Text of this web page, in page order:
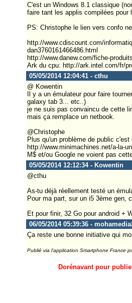
C'est un Windows 8.1 classique
faire tant les applis compilées pour
PS: Christophe le lien vers confo
http://www.cdiscount.com/
dan3760161466486.html
http://www.danew.com/fiche-
Ark du cpu: http://ark.intel.com/fr/
05/05/2014 12:04:41 - cthu
@ Kowentin
Il y a un émulateur pour faire
galaxy tab 3... etc..)
je ne suis pas convaincu de cette
mais ça remplace un netbook.
@Christophe
Plus qu'un problème de public c'est
http://www.minimachines.net/a-la-
M$ et/ou Google ne voient pas
05/05/2014 12:12:34 - Kowentin
@cthu
As-tu déjà réellement testé un
Pour ma part, sur un i5 3ème gen,
Et pour finir, 32 Go pour android +
06/05/2014 05:39:36 -
Ça reste une bonne initiative qui
Publié via l'application Smartphone France
Dorénavant pour